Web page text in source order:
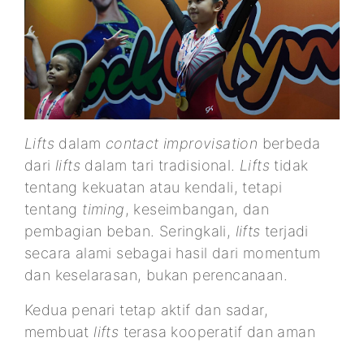
Lifts dalam contact improvisation berbeda
dari lifts dalam tari tradisional. Liftstidak
tentang kekuatan atau kendali, tetapi
tentang timing, keseimbangan, dan
pembagian beban. Seringkali, liftsterjadi
secara alami sebagai hasil dari momentum
dan keselarasan, bukan perencanaan.
Kedua penari tetap aktif dan sadar,
membuat lifts terasa kooperatif dan aman